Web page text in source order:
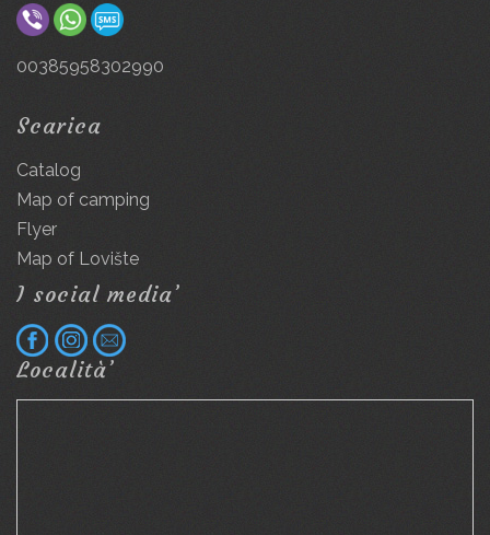
00385958302990
Scarica
Catalog
Map of camping
Flyer
Map of Lovište
I social media’
Località’